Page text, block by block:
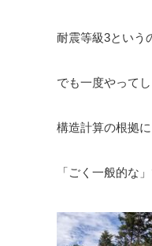
耐震等級3という
でも一度やって
構造計算の根拠
「ごく一般的な